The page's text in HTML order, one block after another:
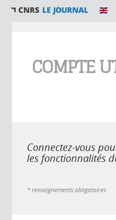
COMPTE
Connectez-vous
les fonctionnalités
* renseignements obligatoires